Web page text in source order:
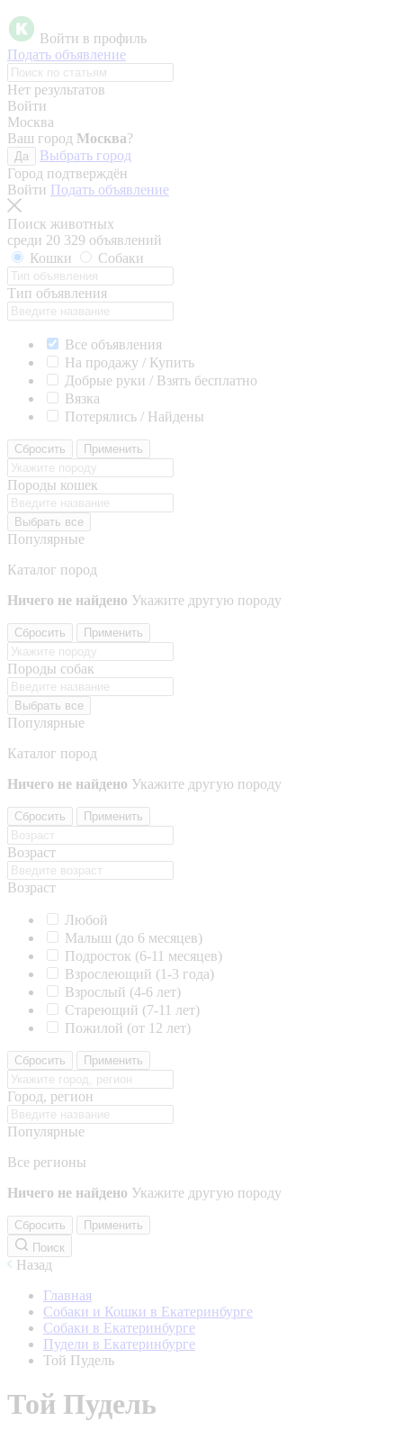
Войти в профиль
Подать объявление
Нет результатов
Войти
Москва
Ваш город Москва?
Да
Выбрать город
Город подтверждён
Войти Подать объявление
Поиск животных
среди 20 329 объявлений
Кошки
Собаки
Тип объявления
Все объявления
На продажу / Купить
Добрые руки / Взять бесплатно
Вязка
Потерялись / Найдены
Сбросить Применить
Породы кошек
Выбрать все
Популярные
Каталог пород
Ничего не найдено Укажите другую породу
Сбросить Применить
Породы собак
Выбрать все
Популярные
Каталог пород
Ничего не найдено Укажите другую породу
Сбросить Применить
Возраст
Возраст
Любой
Малыш (до 6 месяцев)
Подросток (6-11 месяцев)
Взрослеющий (1-3 года)
Взрослый (4-6 лет)
Стареющий (7-11 лет)
Пожилой (от 12 лет)
Сбросить Применить
Город, регион
Популярные
Все регионы
Ничего не найдено Укажите другую породу
Сбросить
Применить
Поиск
Назад
Главная
Собаки и Кошки в Екатеринбурге
Собаки в Екатеринбурге
Пудели в Екатеринбурге
Той Пудель
Той Пудель